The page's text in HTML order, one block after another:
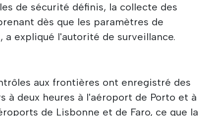
de sécurité définis, la collecte des
dès que les paramètres de
expliqué l'autorité de surveillance.
aux frontières ont enregistré des
à deux heures à l'aéroport de Porto et à
de Lisbonne et de Faro, ce que la